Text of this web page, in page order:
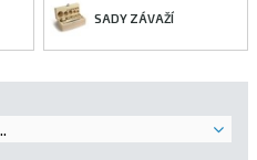
SADY ZÁVAŽÍ